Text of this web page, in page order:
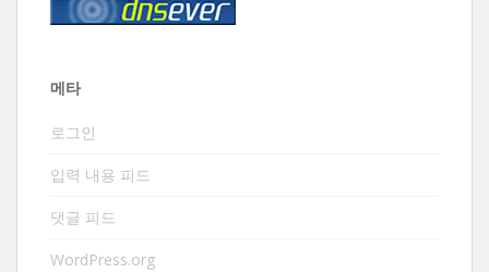
메타
로그인
입력 내용 피드
댓글 피드
WordPress.org